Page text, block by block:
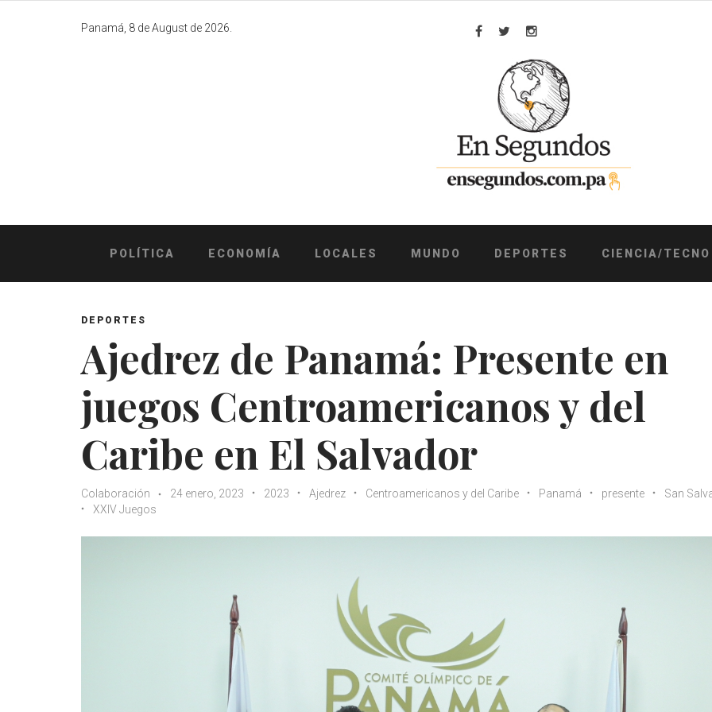
Panamá, 8 de August de 2026.
Facebook
TwitterInstagram
POLÍTICA ECONOMÍA LOCALES MUNDO DEPORTES CIENCIA/TECNO
DEPORTES
Ajedrez de Panamá: Presente en
juegos Centroamericanos y del
Caribe en El Salvador
Colaboración 24 enero, 2023 2023 Ajedrez Centroamericanos y del Caribe Panamá presente
San
XXIV Juegos